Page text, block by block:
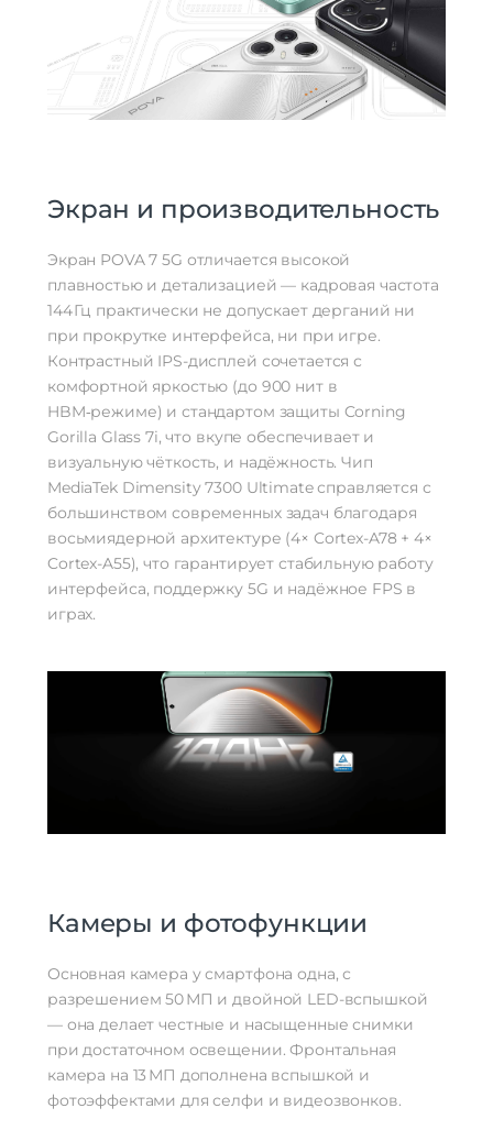
Экран и производительность
Экран POVA 7 5G отличается высокой
плавностью и детализацией — кадровая частота
144 Гц практически не допускает дерганий ни
при прокрутке интерфейса, ни при игре.
Контрастный IPS-дисплей сочетается с
комфортной яркостью (до 900 нит в
HBM‑режиме) и стандартом защиты Corning
Gorilla Glass 7i, что вкупе обеспечивает и
визуальную чёткость, и надёжность. Чип
MediaTek Dimensity 7300 Ultimate справляется с
большинством современных задач благодаря
восьмиядерной архитектуре (4× Cortex-A78 + 4×
Cortex-A55), что гарантирует стабильную работу
интерфейса, поддержку 5G и надёжное FPS в
играх.
Камеры и фотофункции
Основная камера у смартфона одна, с
разрешением 50 МП и двойной LED-вспышкой
— она делает честные и насыщенные снимки
при достаточном освещении. Фронтальная
камера на 13 МП дополнена вспышкой и
фотоэффектами для селфи и видеозвонков.